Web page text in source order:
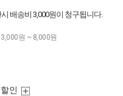
배송비 3,000원이 청구됩니다.
원 ~ 8,000원
인